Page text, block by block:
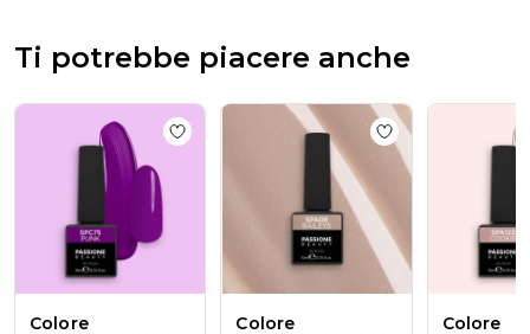
Thu
16
2026
Ti potrebbe piacere anche
Add to wishlist Colore semipermanente
Colore
Add to wishlist
Colore
Colore